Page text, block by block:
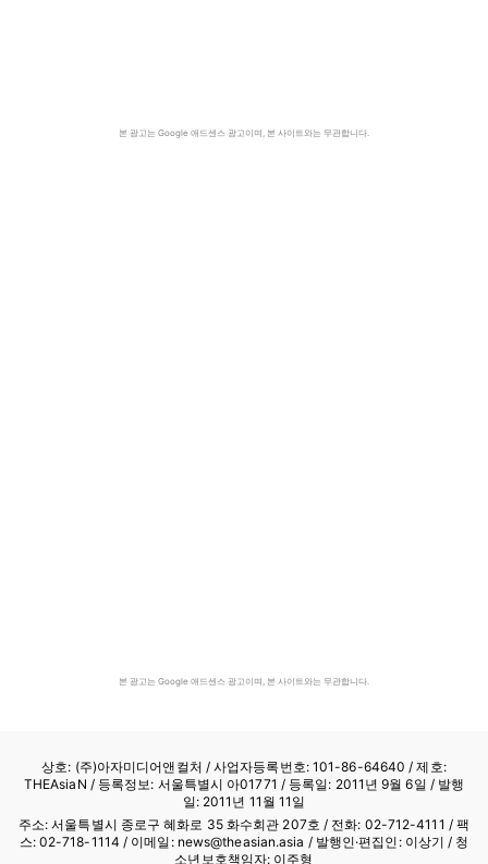
본 광고는 Google 애드센스 광고이며, 본 사이트와는 무관합니다.
본 광고는 Google 애드센스 광고이며, 본 사이트와는 무관합니다.
상호: (주)아자미디어앤컬처 /사업자등록번호: 101-86-64640 / 제호:
THEAsiaN / 등록정보: 서울특별시 아01771 / 등록일: 2011년 9월 6일 / 발행
일: 2011년 11월 11일
주소: 서울특별시 종로구 혜화로 35 화수회관 207호 / 전화: 02-712-4111 / 팩
스: 02-718-1114 / 이메일: news@theasian.asia / 발행인·편집인: 이상기 / 청
소년보호책임자: 이주형